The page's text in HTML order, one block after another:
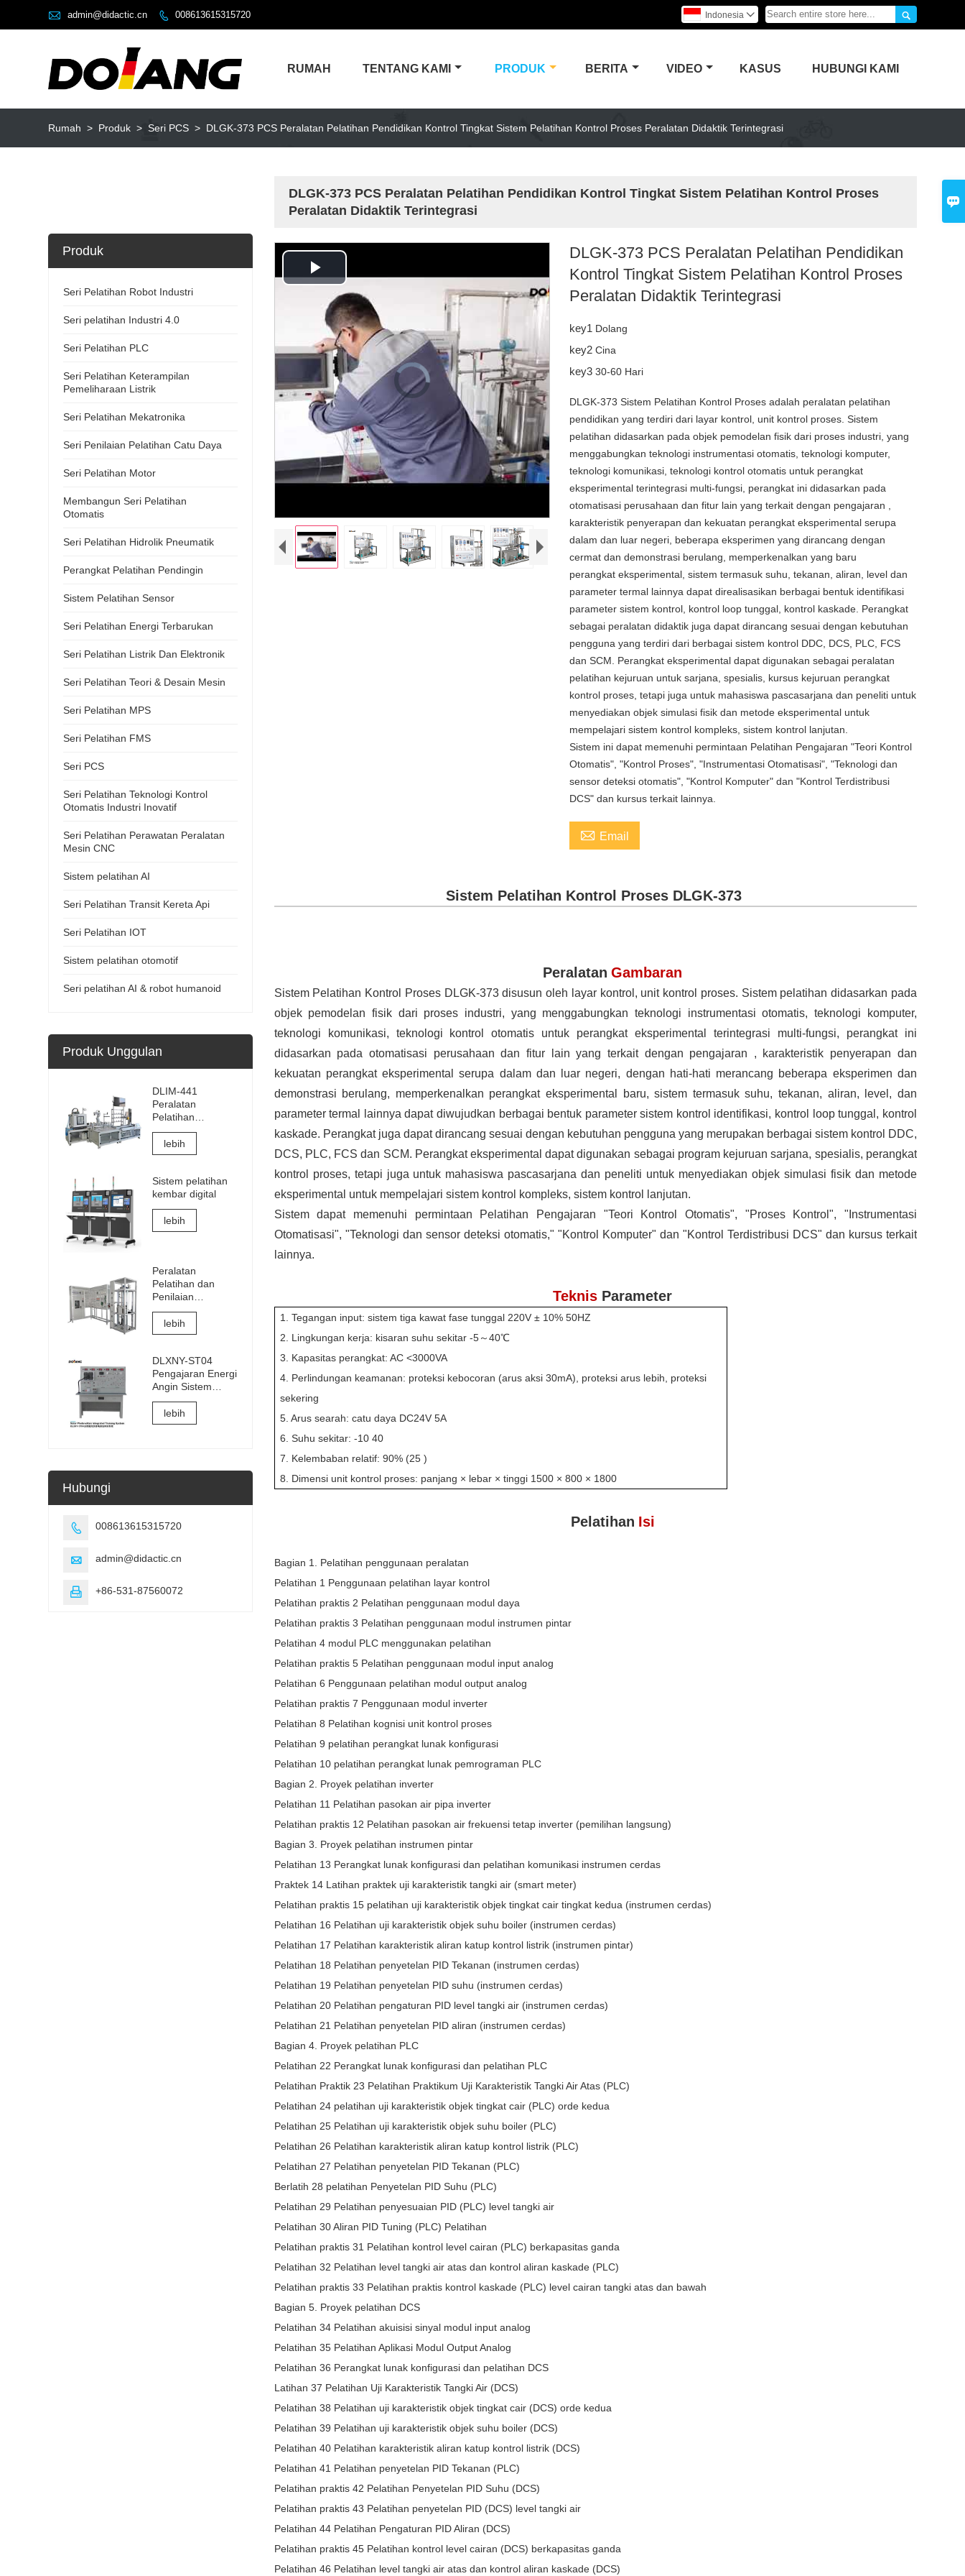

 admin@didactic.cn  008613615315720 
Indonesia 
RUMAH TENTANG KAMI PRODUK BERITA VIDEO KASUS HUBUNGI KAMI
Rumah > Produk > Seri PCS > DLGK-373 PCS Peralatan Pelatihan Pendidikan Kontrol Tingkat Sistem Pelatihan Kontrol Proses Peralatan Didaktik Terintegrasi
DLGK-373 PCS Peralatan Pelatihan Pendidikan Kontrol Tingkat Sistem Pelatihan Kontrol Proses
Peralatan Didaktik Terintegrasi
Video
Player
loading.
Play
Video
DLGK-373 PCS Peralatan Pelatihan Pendidikan
Kontrol Tingkat Sistem Pelatihan Kontrol Proses
Peralatan Didaktik Terintegrasi
key1 Dolang
key2Cina
key330-60 Hari
DLGK-373 Sistem Pelatihan Kontrol Proses adalah peralatan pelatihan
pendidikan yang terdiri dari layar kontrol, unit kontrol proses. Sistem
pelatihan didasarkan pada objek pemodelan fisik dari proses industri, yang
menggabungkan teknologi instrumentasi otomatis, teknologi komputer,
teknologi komunikasi, teknologi kontrol otomatis untuk perangkat
eksperimental terintegrasi multi-fungsi, perangkat ini didasarkan pada
otomatisasi perusahaan dan fitur lain yang terkait dengan pengajaran ,
karakteristik penyerapan dan kekuatan perangkat eksperimental serupa
dalam dan luar negeri, beberapa eksperimen yang dirancang dengan
cermat dan demonstrasi berulang, memperkenalkan yang baru
perangkat eksperimental, sistem termasuk suhu, tekanan, aliran, level dan
parameter termal lainnya dapat direalisasikan berbagai bentuk identifikasi
parameter sistem kontrol, kontrol loop tunggal, kontrol kaskade. Perangkat
sebagai peralatan didaktik juga dapat dirancang sesuai dengan kebutuhan
pengguna yang terdiri dari berbagai sistem kontrol DDC, DCS, PLC, FCS
dan SCM. Perangkat eksperimental dapat digunakan sebagai peralatan
pelatihan kejuruan untuk sarjana, spesialis, kursus kejuruan perangkat
kontrol proses, tetapi juga untuk mahasiswa pascasarjana dan peneliti untuk
menyediakan objek simulasi fisik dan metode eksperimental untuk
mempelajari sistem kontrol kompleks, sistem kontrol lanjutan.
Sistem ini dapat memenuhi permintaan Pelatihan Pengajaran "Teori Kontrol
Otomatis", "Kontrol Proses", "Instrumentasi Otomatisasi", "Teknologi dan
sensor deteksi otomatis", "Kontrol Komputer" dan "Kontrol Terdistribusi
DCS" dan kursus terkait lainnya.
 Email
Sistem Pelatihan Kontrol Proses DLGK-373
Peralatan Gambaran
Sistem Pelatihan Kontrol Proses DLGK-373 disusun oleh layar kontrol, unit kontrol proses. Sistem pelatihan didasarkan pada
objek pemodelan fisik dari proses industri, yang menggabungkan teknologi instrumentasi otomatis, teknologi komputer,
teknologi komunikasi, teknologi kontrol otomatis untuk perangkat eksperimental terintegrasi multi-fungsi, perangkat ini
didasarkan pada otomatisasi perusahaan dan fitur lain yang terkait dengan pengajaran , karakteristik penyerapan dan
kekuatan perangkat eksperimental serupa dalam dan luar negeri, dengan hati-hati merancang beberapa eksperimen dan
demonstrasi berulang, memperkenalkan perangkat eksperimental baru, sistem termasuk suhu, tekanan, aliran, level, dan
parameter termal lainnya dapat diwujudkan berbagai bentuk parameter sistem kontrol identifikasi, kontrol loop tunggal, kontrol
kaskade. Perangkat juga dapat dirancang sesuai dengan kebutuhan pengguna yang merupakan berbagai sistem kontrol DDC,
DCS, PLC, FCS dan SCM. Perangkat eksperimental dapat digunakan sebagai program kejuruan sarjana, spesialis, perangkat
kontrol proses, tetapi juga untuk mahasiswa pascasarjana dan peneliti untuk menyediakan objek simulasi fisik dan metode
eksperimental untuk mempelajari sistem kontrol kompleks, sistem kontrol lanjutan.
Sistem dapat memenuhi permintaan Pelatihan Pengajaran "Teori Kontrol Otomatis", "Proses
Kontrol", "Instrumentasi
Otomatisasi", "Teknologi dan sensor deteksi otomatis," "Kontrol Komputer" dan "Kontrol Terdistribusi DCS" dan kursus terkait
lainnya.
Teknis Parameter
1. Tegangan input: sistem tiga kawat fase tunggal 220V ± 10% 50HZ
2. Lingkungan kerja: kisaran suhu sekitar -5～40℃
3. Kapasitas perangkat: AC <3000VA
4. Perlindungan keamanan: proteksi kebocoran (arus aksi 30mA), proteksi arus lebih, proteksi
sekering
5. Arus searah: catu daya DC24V 5A
6. Suhu sekitar: -10 40
7. Kelembaban relatif: 90% (25 )
8. Dimensi unit kontrol proses: panjang × lebar × tinggi 1500 × 800 × 1800
Pelatihan Isi
Bagian 1. Pelatihan penggunaan peralatan
Pelatihan 1 Penggunaan pelatihan layar kontrol
Pelatihan praktis 2 Pelatihan penggunaan modul daya
Pelatihan praktis 3 Pelatihan penggunaan modul instrumen pintar
Pelatihan 4 modul PLC menggunakan pelatihan
Pelatihan praktis 5 Pelatihan penggunaan modul input analog
Pelatihan 6 Penggunaan pelatihan modul output analog
Pelatihan praktis 7 Penggunaan modul inverter
Pelatihan 8 Pelatihan kognisi unit kontrol proses
Pelatihan 9 pelatihan perangkat lunak konfigurasi
Pelatihan 10 pelatihan perangkat lunak pemrograman PLC
Bagian 2. Proyek pelatihan inverter
Pelatihan 11 Pelatihan pasokan air pipa inverter
Pelatihan praktis 12 Pelatihan pasokan air frekuensi tetap inverter (pemilihan langsung)
Bagian 3. Proyek pelatihan instrumen pintar
Pelatihan 13 Perangkat lunak konfigurasi dan pelatihan komunikasi instrumen cerdas
Praktek 14 Latihan praktek uji karakteristik tangki air (smart meter)
Pelatihan praktis 15 pelatihan uji karakteristik objek tingkat cair tingkat kedua (instrumen cerdas)
Pelatihan 16 Pelatihan uji karakteristik objek suhu boiler (instrumen cerdas)
Pelatihan 17 Pelatihan karakteristik aliran katup kontrol listrik (instrumen pintar)
Pelatihan 18 Pelatihan penyetelan PID Tekanan (instrumen cerdas)
Pelatihan 19 Pelatihan penyetelan PID suhu (instrumen cerdas)
Pelatihan 20 Pelatihan pengaturan PID level tangki air (instrumen cerdas)
Pelatihan 21 Pelatihan penyetelan PID aliran (instrumen cerdas)
Bagian 4. Proyek pelatihan PLC
Pelatihan 22 Perangkat lunak konfigurasi dan pelatihan PLC
Pelatihan Praktik 23 Pelatihan Praktikum Uji Karakteristik Tangki Air Atas (PLC)
Pelatihan 24 pelatihan uji karakteristik objek tingkat cair (PLC) orde kedua
Pelatihan 25 Pelatihan uji karakteristik objek suhu boiler (PLC)
Pelatihan 26 Pelatihan karakteristik aliran katup kontrol listrik (PLC)
Pelatihan 27 Pelatihan penyetelan PID Tekanan (PLC)
Berlatih 28 pelatihan Penyetelan PID Suhu (PLC)
Pelatihan 29 Pelatihan penyesuaian PID (PLC) level tangki air
Pelatihan 30 Aliran PID Tuning (PLC) Pelatihan
Pelatihan praktis 31 Pelatihan kontrol level cairan (PLC) berkapasitas ganda
Pelatihan 32 Pelatihan level tangki air atas dan kontrol aliran kaskade (PLC)
Pelatihan praktis 33 Pelatihan praktis kontrol kaskade (PLC) level cairan tangki atas dan bawah
Bagian 5. Proyek pelatihan DCS
Pelatihan 34 Pelatihan akuisisi sinyal modul input analog
Pelatihan 35 Pelatihan Aplikasi Modul Output Analog
Pelatihan 36 Perangkat lunak konfigurasi dan pelatihan DCS
Latihan 37 Pelatihan Uji Karakteristik Tangki Air (DCS)
Pelatihan 38 Pelatihan uji karakteristik objek tingkat cair (DCS) orde kedua
Pelatihan 39 Pelatihan uji karakteristik objek suhu boiler (DCS)
Pelatihan 40 Pelatihan karakteristik aliran katup kontrol listrik (DCS)
Pelatihan 41 Pelatihan penyetelan PID Tekanan (PLC)
Pelatihan praktis 42 Pelatihan Penyetelan PID Suhu (DCS)
Pelatihan praktis 43 Pelatihan penyetelan PID (DCS) level tangki air
Pelatihan 44 Pelatihan Pengaturan PID Aliran (DCS)
Pelatihan praktis 45 Pelatihan kontrol level cairan (DCS) berkapasitas ganda
Pelatihan 46 Pelatihan level tangki air atas dan kontrol aliran kaskade (DCS)
Produk
Seri Pelatihan Robot Industri
Seri pelatihan Industri 4.0
Seri Pelatihan PLC
Seri Pelatihan Keterampilan
Pemeliharaan Listrik
Seri Pelatihan Mekatronika
Seri Penilaian Pelatihan Catu Daya
Seri Pelatihan Motor
Membangun Seri Pelatihan
Otomatis
Seri Pelatihan Hidrolik Pneumatik
Perangkat Pelatihan Pendingin
Sistem Pelatihan Sensor
Seri Pelatihan Energi Terbarukan
Seri Pelatihan Listrik Dan Elektronik
Seri Pelatihan Teori & Desain Mesin
Seri Pelatihan MPS
Seri Pelatihan FMS
Seri PCS
Seri Pelatihan Teknologi Kontrol
Otomatis Industri Inovatif
Seri Pelatihan Perawatan Peralatan
Mesin CNC
Sistem pelatihan AI
Seri Pelatihan Transit Kereta Api
Seri Pelatihan IOT
Sistem pelatihan otomotif
Seri pelatihan AI & robot humanoid
Produk Unggulan
DLIM-441
Peralatan
Pelatihan
Manufaktur
Cerdas Industri
4.0 Sistem
4.0 Lab
lebih
Sistem pelatihan
kembar digital
lebih
Peralatan
Pelatihan dan
Penilaian
Sambungan Listrik
dan
Commissioning
lebih
DLXNY-ST04
Pengajaran Energi
Angin Sistem
Pelatihan Terpadu
Fotovoltaik Surya
dari peralatan
lebih
Hubungi
 008613615315720
 admin@didactic.cn
 +86-531-87560072